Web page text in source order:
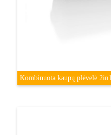
Kombinuota kaupų plėvelė 2in1